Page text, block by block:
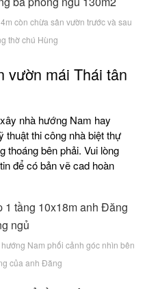
còn chừa sân vườn trước và sau
thờ chú Hùng
vườn mái Thái tân
nhà hướng Nam hay
thuật thi công nhà biệt thự
thoáng bên phải. Vui lòng
để có bản vẽ cad hoàn
Nam phối cảnh góc nhìn bên
của anh Đăng